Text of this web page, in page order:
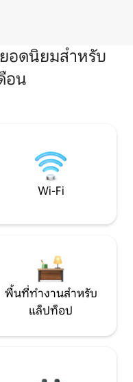
อดนิยมสำหรับ
อน
Wi-Fi
พื้นที่ทำงานสำหรับ
แล็ปท็อป